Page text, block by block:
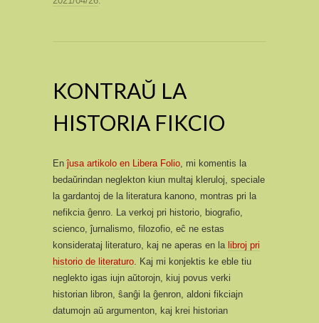
KONTRAŬ LA
HISTORIA FIKCIO
Enĵusa artikolo en Libera Folio, mi komentis la
bedaŭrindan neglekton kiun multaj kleruloj, speciale
la gardantoj de la literatura kanono, montras pri la
nefikcia ĝenro. La verkoj pri historio, biografio,
scienco, ĵurnalismo, filozofio, eĉ ne estas
konsiderataj literaturo, kaj ne aperas en la libroj pri
historio de literaturo. Kaj mi konjektis ke eble tiu
neglekto igas iujn aŭtorojn, kiuj povus verki
historian libron, ŝanĝi la ĝenron, aldoni fikciajn
datumojn aŭ argumenton, kaj krei historian